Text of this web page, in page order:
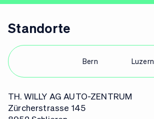
Standorte
Bern Luzern
TH. WILLY AG AUTO-ZENTRUM
Zürcherstrasse 145